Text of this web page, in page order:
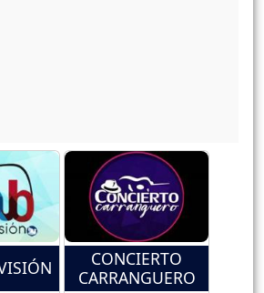
CONCIERTO
CARRANGUERO